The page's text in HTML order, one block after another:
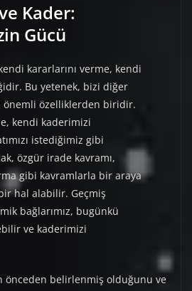
Kader:
Gücü
kararlarını verme, kendi
Bu yetenek, bizi diğer
önemli özelliklerden biridir.
kendi kaderimizi
istediğimiz gibi
özgür irade kavramı,
gibi kavramlarla bir araya
hal alabilir. Geçmiş
bağlarımız, bugünkü
ve kaderimizi
önceden belirlenmiş olduğunu ve